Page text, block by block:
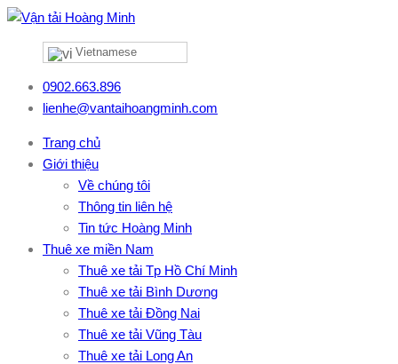
Vietnamese
0902.663.896
lienhe@vantaihoangminh.com
Trang chủ
Giới thiệu
Về chúng tôi
Thông tin liên hệ
Tin tức Hoàng Minh
Thuê xe miền Nam
Thuê xe tải Tp Hồ Chí Minh
Thuê xe tải Bình Dương
Thuê xe tải Đồng Nai
Thuê xe tải Vũng Tàu
Thuê xe tải Long An